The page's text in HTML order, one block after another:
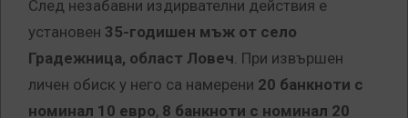
След незабавни издирвателни действия е
установен 35-годишен мъж от село
Градежница, област Ловеч. При извършен
личен обиск у него са намерени 20 банкноти с
номинал 10 евро, 8 банкноти с номинал 20